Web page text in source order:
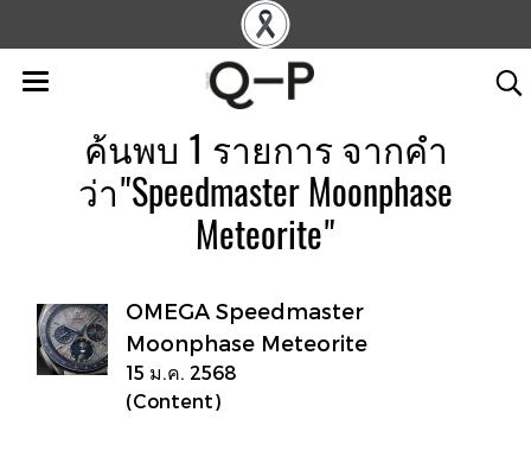
ค้นพบ 1 รายการ จากคำ
ว่า"Speedmaster Moonphase
Meteorite"
OMEGA Speedmaster
Moonphase Meteorite
15 ม.ค. 2568
(Content)